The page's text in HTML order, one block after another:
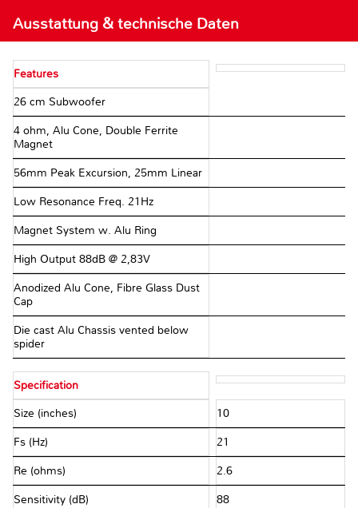
Ausstattung & technische Daten
Features
26 cm Subwoofer
4 ohm, Alu Cone, Double Ferrite
Magnet
56mm Peak Excursion, 25mm Linear
Low Resonance Freq. 21Hz
Magnet System w. Alu Ring
High Output 88dB @ 2,83V
Anodized Alu Cone, Fibre Glass Dust
Cap
Die cast Alu Chassis vented below
spider
Specification
Size (inches) 10
Fs (Hz) 21
Re (ohms) 2.6
Sensitivity (dB) 88